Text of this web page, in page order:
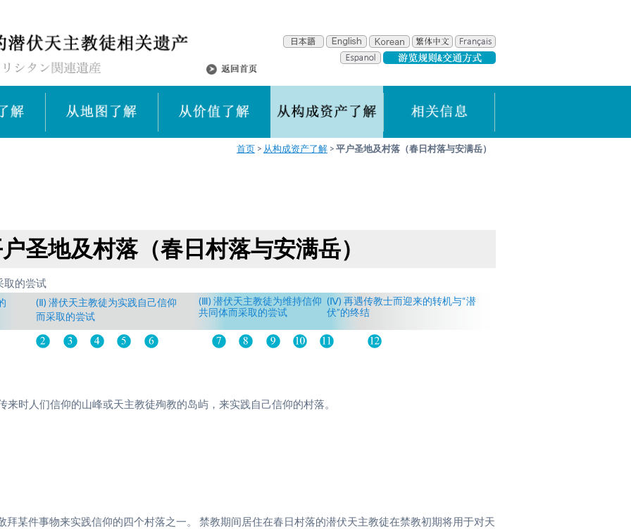
首页 从构成资产了解 平户圣地及村落（春日村落与安满岳）
圣地及村落（春日村落与安满岳）
取的尝试
(Ⅱ) 潜伏天主教徒为实践自己信仰
而采取的尝试
(Ⅲ) 潜伏天主教徒为维持信仰
共同体而采取的尝试
(Ⅳ) 再遇传教士而迎来的转机与“潜
伏”的终结
来时人们信仰的山峰或天主教徒殉教的岛屿，来实践自己信仰的村落。
拜某件事物来实践信仰的四个村落之一。 禁教期间居住在春日村落的潜伏天主教徒在禁教初期将用于对天